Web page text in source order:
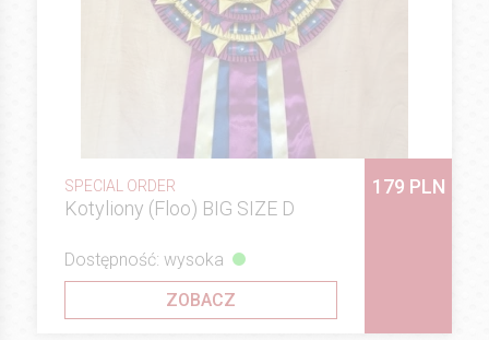
SPECIAL ORDER
Kotyliony (Floo) BIG SIZE D
179 PLN
Dostępność: wysoka
ZOBACZ